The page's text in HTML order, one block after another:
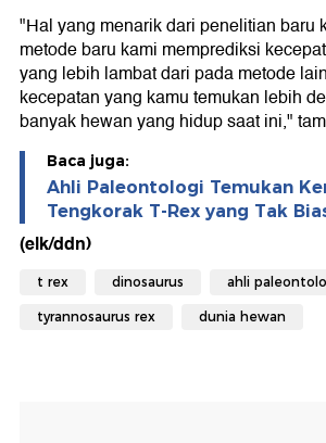
"Hal yang menarik dari penelitian baru
metode baru kami memprediksi
yang lebih lambat dari pada metode
kecepatan yang kamu temukan lebih
banyak hewan yang hidup saat ini,"
Baca juga:
Ahli Paleontologi Temukan
Tengkorak T-Rex yang Tak
(elk/ddn)
t rex dinosaurus ahli
tyrannosaurus rex dunia hewan